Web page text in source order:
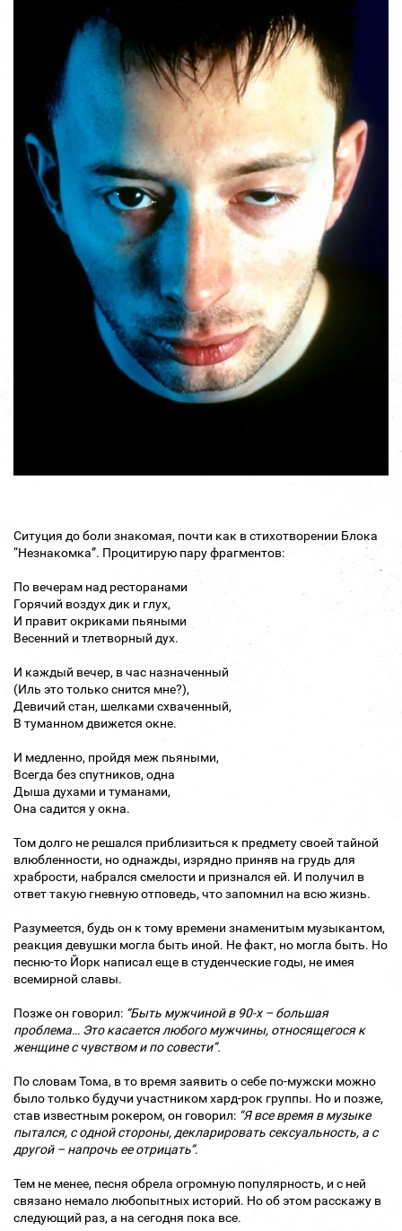
Ситуция до боли знакомая, почти как в стихотворении Блока
“Незнакомка”. Процитирую пару фрагментов:
По вечерам над ресторанами
Горячий воздух дик и глух,
И правит окриками пьяными
Весенний и тлетворный дух.
И каждый вечер, в час назначенный
(Иль это только снится мне?),
Девичий стан, шелками схваченный,
В туманном движется окне.
И медленно, пройдя меж пьяными,
Всегда без спутников, одна
Дыша духами и туманами,
Она садится у окна.
Том долго не решался приблизиться к предмету своей тайной
влюбленности, но однажды, изрядно приняв на грудь для
храбрости, набрался смелости и признался ей. И получил в
ответ такую гневную отповедь, что запомнил на всю жизнь.
Разумеется, будь он к тому времени знаменитым музыкантом,
реакция девушки могла быть иной. Не факт, но могла быть. Но
песню-то Йорк написал еще в студенческие годы, не имея
всемирной славы.
Позже он говорил: “Быть мужчиной в 90-х – большая
проблема… Это касается любого мужчины, относящегося к
женщине с чувством и по совести”.
По словам Тома, в то время заявить о себе по-мужски можно
было только будучи участником хард-рок группы. Но и позже,
став известным рокером, он говорил: “Я все время в музыке
пытался, с одной стороны, декларировать сексуальность, а с
другой – напрочь ее отрицать”.
Тем не менее, песня обрела огромную популярность, и с ней
связано немало любопытных историй. Но об этом расскажу в
следующий раз, а на сегодня пока все.